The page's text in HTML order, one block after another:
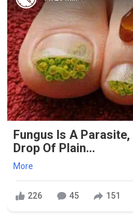
Fungus Is A
Drop Of Plain...
More
226 45 151